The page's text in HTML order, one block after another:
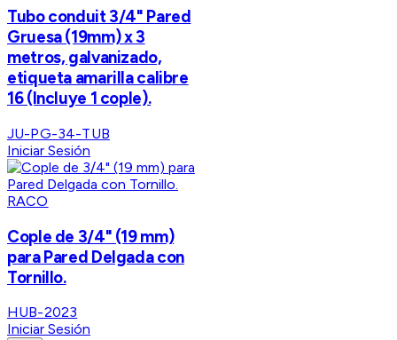
Tubo conduit 3/4" Pared
Gruesa (19mm) x 3
metros, galvanizado,
etiqueta amarilla calibre
16 (Incluye 1 cople).
JU-PG-34-TUB
Iniciar Sesión
RACO
Cople de 3/4" (19 mm)
para Pared Delgada con
Tornillo.
HUB-2023
Iniciar Sesión